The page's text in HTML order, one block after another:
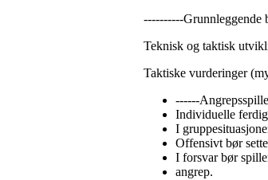
----------Grunnleggende
Teknisk og taktisk
Taktiske vurderinger
------
Individuelle
I
Offensivt bør
I forsvar bør
angrep.